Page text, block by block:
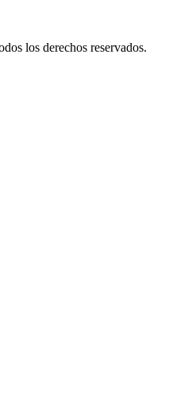
los derechos reservados.